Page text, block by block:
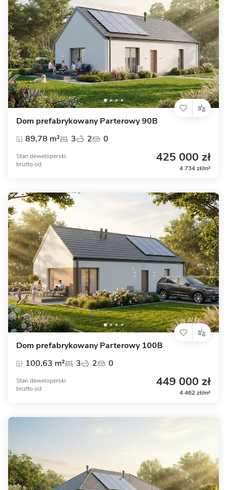
Dom prefabrykowany Parterowy 90B
89,78 m²
3 2 0
Stan deweloperski
brutto od 425 000 zł
4 734 zł/m²
Dom prefabrykowany Parterowy 100B
100,63 m²
3 2 0
Stan deweloperski
brutto od 449 000 zł
4 462 zł/m²